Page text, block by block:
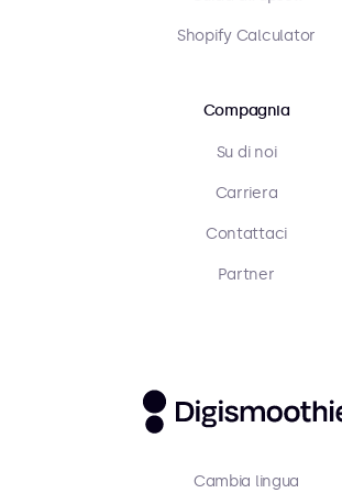
Shopify Calculator
Compagnia
Su di noi
Carriera
Contattaci
Partner
Cambia lingua